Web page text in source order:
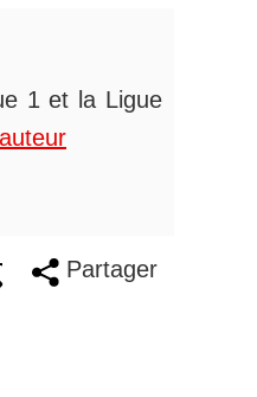
1 et la Ligue
Partager